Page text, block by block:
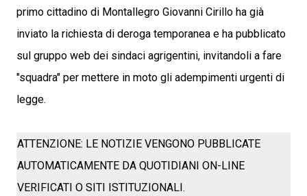
primo cittadino di Montallegro Giovanni Cirillo ha già
inviato la richiesta di deroga temporanea e ha pubblicato
sul gruppo web dei sindaci agrigentini, invitandoli a fare
"squadra" per mettere in moto gli adempimenti urgenti di
legge.
ATTENZIONE: LE NOTIZIE VENGONO PUBBLICATE
AUTOMATICAMENTE DA QUOTIDIANI ON-LINE
VERIFICATI O SITI ISTITUZIONALI.